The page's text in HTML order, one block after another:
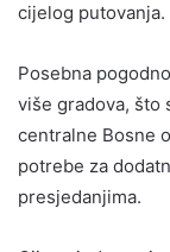
cijelog putovanja.
Posebna
više gradova, što
centralne Bosne
potrebe za
presjedanjima.